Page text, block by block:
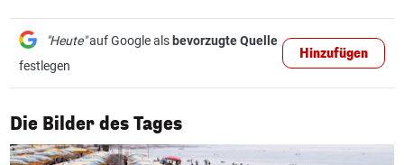
"Heute"auf Google als bevorzugte Quelle
festlegen
Hinzufügen
Die Bilder des Tages
1/50